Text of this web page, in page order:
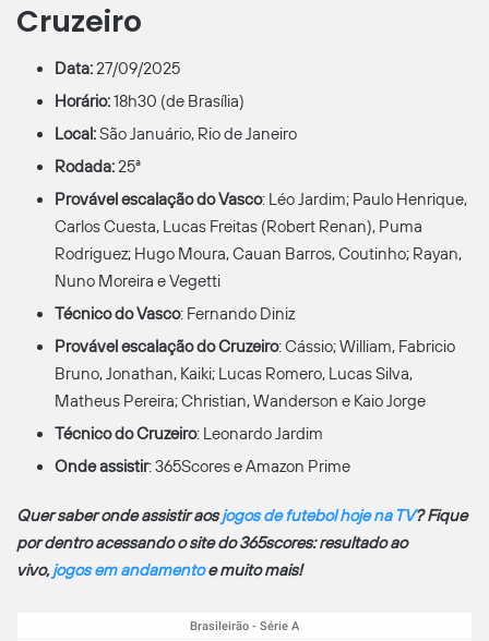
Cruzeiro
Data:27/09/2025
Horário:18h30 (de Brasília)
Local:São Januário, Rio de Janeiro
Rodada:25ª
Provável escalação do Vasco: Léo Jardim; Paulo Henrique,
Carlos Cuesta, Lucas Freitas (Robert Renan), Puma
Rodriguez; Hugo Moura, Cauan Barros, Coutinho; Rayan,
Nuno Moreira e Vegetti
Técnicodo Vasco: Fernando Diniz
Provável escalação do Cruzeiro: Cássio; William, Fabricio
Bruno, Jonathan, Kaiki; Lucas Romero, Lucas Silva,
Matheus Pereira; Christian, Wanderson e Kaio Jorge
Técnico do Cruzeiro: Leonardo Jardim
Onde assistir: 365Scores e Amazon Prime
Quer saber onde assistir aosjogos de futebol hoje na TV? Fique
por dentro acessando o site do 365scores: resultado ao
vivo,jogos em andamentoe muito mais!
Brasileirão - Série A